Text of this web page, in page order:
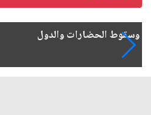
رواتب الموظفين